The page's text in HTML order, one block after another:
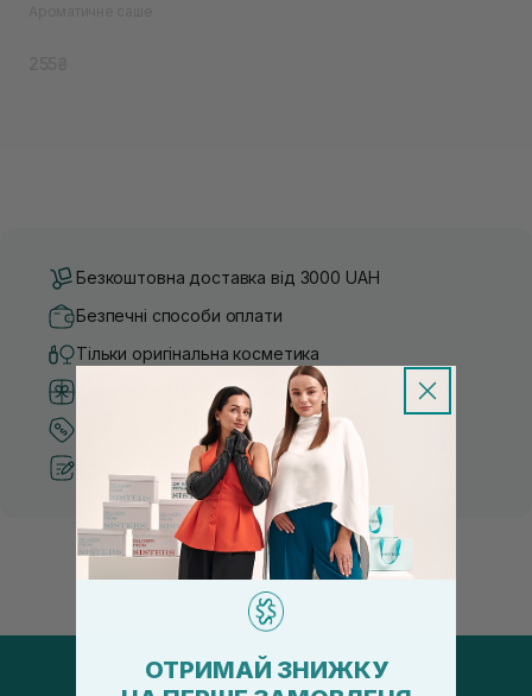
Безкоштовна доставка від 3000 UAH
Безпечні способи оплати
Тільки оригінальна косметика
Система бонусів та лояльності
Кращі ціни та топ товари
Рекомендації від косметологів
ОТРИМАЙ ЗНИЖКУ